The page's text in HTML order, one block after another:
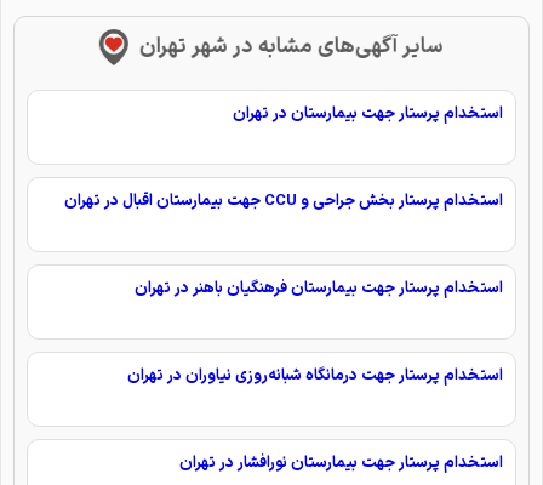
سایر آگهی‌های مشابه در شهر تهران
استخدام پرستار جهت بیمارستان در تهران
استخدام پرستار بخش جراحی و CCU جهت بیمارستان اقبال در تهران
استخدام پرستار جهت بیمارستان فرهنگیان باهنر در تهران
استخدام پرستار جهت درمانگاه شبانه‌روزی نیاوران در تهران
استخدام پرستار جهت بیمارستان نورافشار در تهران